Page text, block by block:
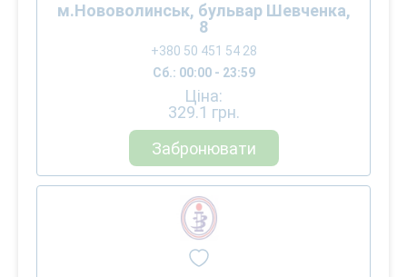
м.Нововолинськ, бульвар Шевченка,
8
+380 50 451 54 28
Сб.: 00:00 - 23:59
Ціна:
329.1 грн.
Забронювати